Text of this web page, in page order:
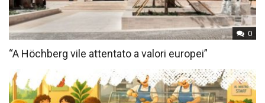
0
“A Höchberg vile attentato a valori europei”